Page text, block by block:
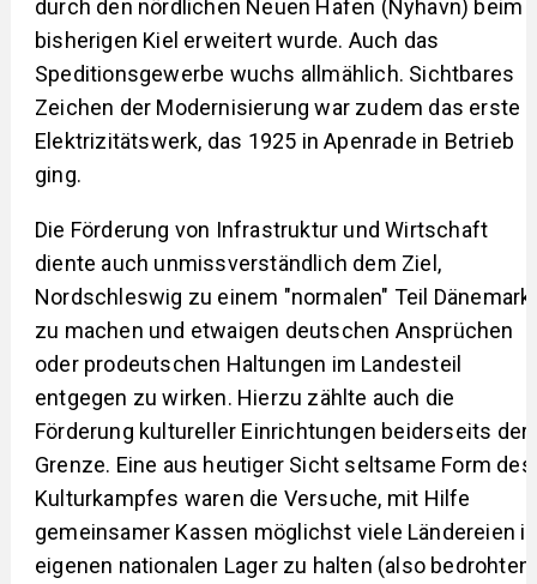
durch den nördlichen Neuen Hafen (Nyhavn) beim
bisherigen Kiel erweitert wurde. Auch das
Speditionsgewerbe wuchs allmählich. Sichtbares
Zeichen der Modernisierung war zudem das erste
Elektrizitätswerk, das 1925 in Apenrade in Betrieb
ging.
Die Förderung von Infrastruktur und Wirtschaft
diente auch unmissverständlich dem Ziel,
Nordschleswig zu einem "normalen" Teil
zu machen und etwaigen deutschen Ansprüchen
oder prodeutschen Haltungen im Landesteil
entgegen zu wirken. Hierzu zählte auch die
Förderung kultureller Einrichtungen beiderseits der
Grenze. Eine aus heutiger Sicht seltsame Form des
Kulturkampfes waren die Versuche, mit Hilfe
gemeinsamer Kassen möglichst viele Ländereien
eigenen nationalen Lager zu halten (also bedrohten